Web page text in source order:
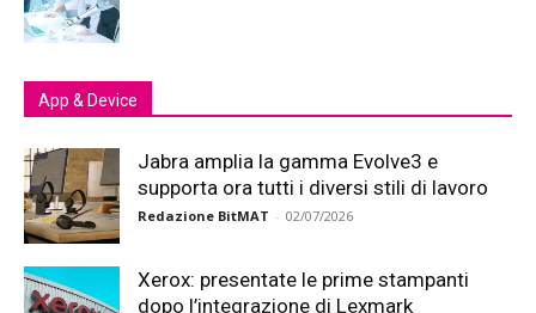
App & Device
Jabra amplia la gamma Evolve3 e
supporta ora tutti i diversi stili di lavoro
Redazione BitMAT - 02/07/2026
Xerox: presentate le prime stampanti
dopo l’integrazione di Lexmark